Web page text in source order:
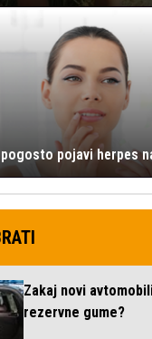
pogosto pojavi herpes
Zakaj novi
rezervne gume?